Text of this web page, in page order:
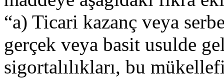
“a) Ticari kazanç veya
gerçek veya basit usulde
sigortalılıkları, bu